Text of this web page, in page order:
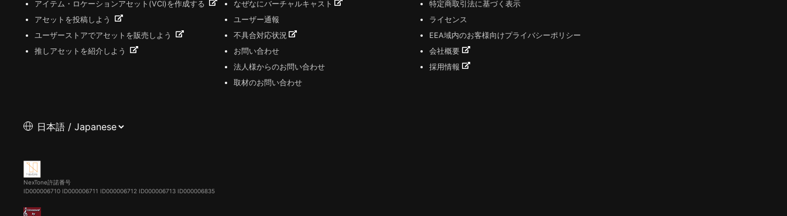
アイテム・ロケーションアセット(VCI)を作成する
アセットを投稿しよう
ユーザーストアでアセットを販売しよう
推しアセットを紹介しよう
なぜなにバーチャルキャスト
ユーザー通報
不具合対応状況
お問い合わせ
法人様からのお問い合わせ
取材のお問い合わせ
特定商取引法に基づく表示
ライセンス
EEA域内のお客様向けプライバシーポリシー
会社概要
採用情報
NexTone許諾番号
ID000006710 ID000006711 ID000006712 ID000006713 ID000006835